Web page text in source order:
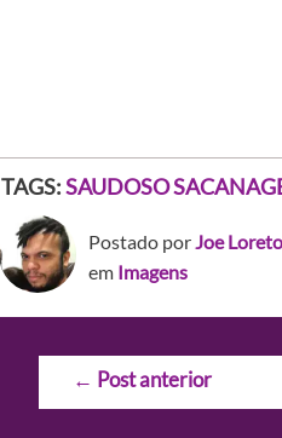
TAGS:SAUDOSO
Postado porJoe Loreto
em Imagens
Navegação
← Post anterior